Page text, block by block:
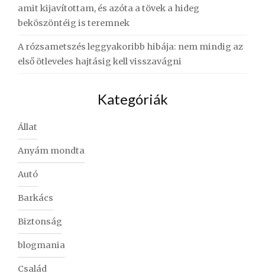
amit kijavítottam, és azóta a tövek a hideg
beköszöntéig is teremnek
A rózsametszés leggyakoribb hibája: nem mindig az
első ötleveles hajtásig kell visszavágni
Kategóriák
Állat
Anyám mondta
Autó
Barkács
Biztonság
blogmania
Család